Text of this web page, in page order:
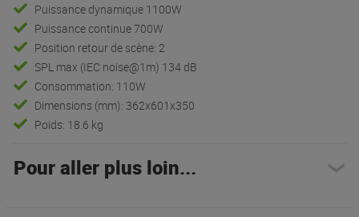
Puissance dynamique 1100W
Puissance continue 700W
Position retour de scène: 2
SPL max (IEC noise@1m) 134 dB
Consommation: 110W
Dimensions (mm): 362x601x350
Poids: 18.6 kg
Pour aller plus loin...